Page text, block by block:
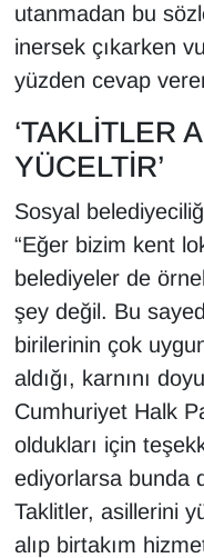
utanmadan bu
inersek çıkarken
yüzden cevap
‘TAKLİTLER
YÜCELTİR’
Sosyal
“Eğer bizim kent
belediyeler de
şey değil. Bu
birilerinin çok
aldığı, karnını
Cumhuriyet Halk
oldukları için
ediyorlarsa bunda
Taklitler, asillerini
alıp birtakım